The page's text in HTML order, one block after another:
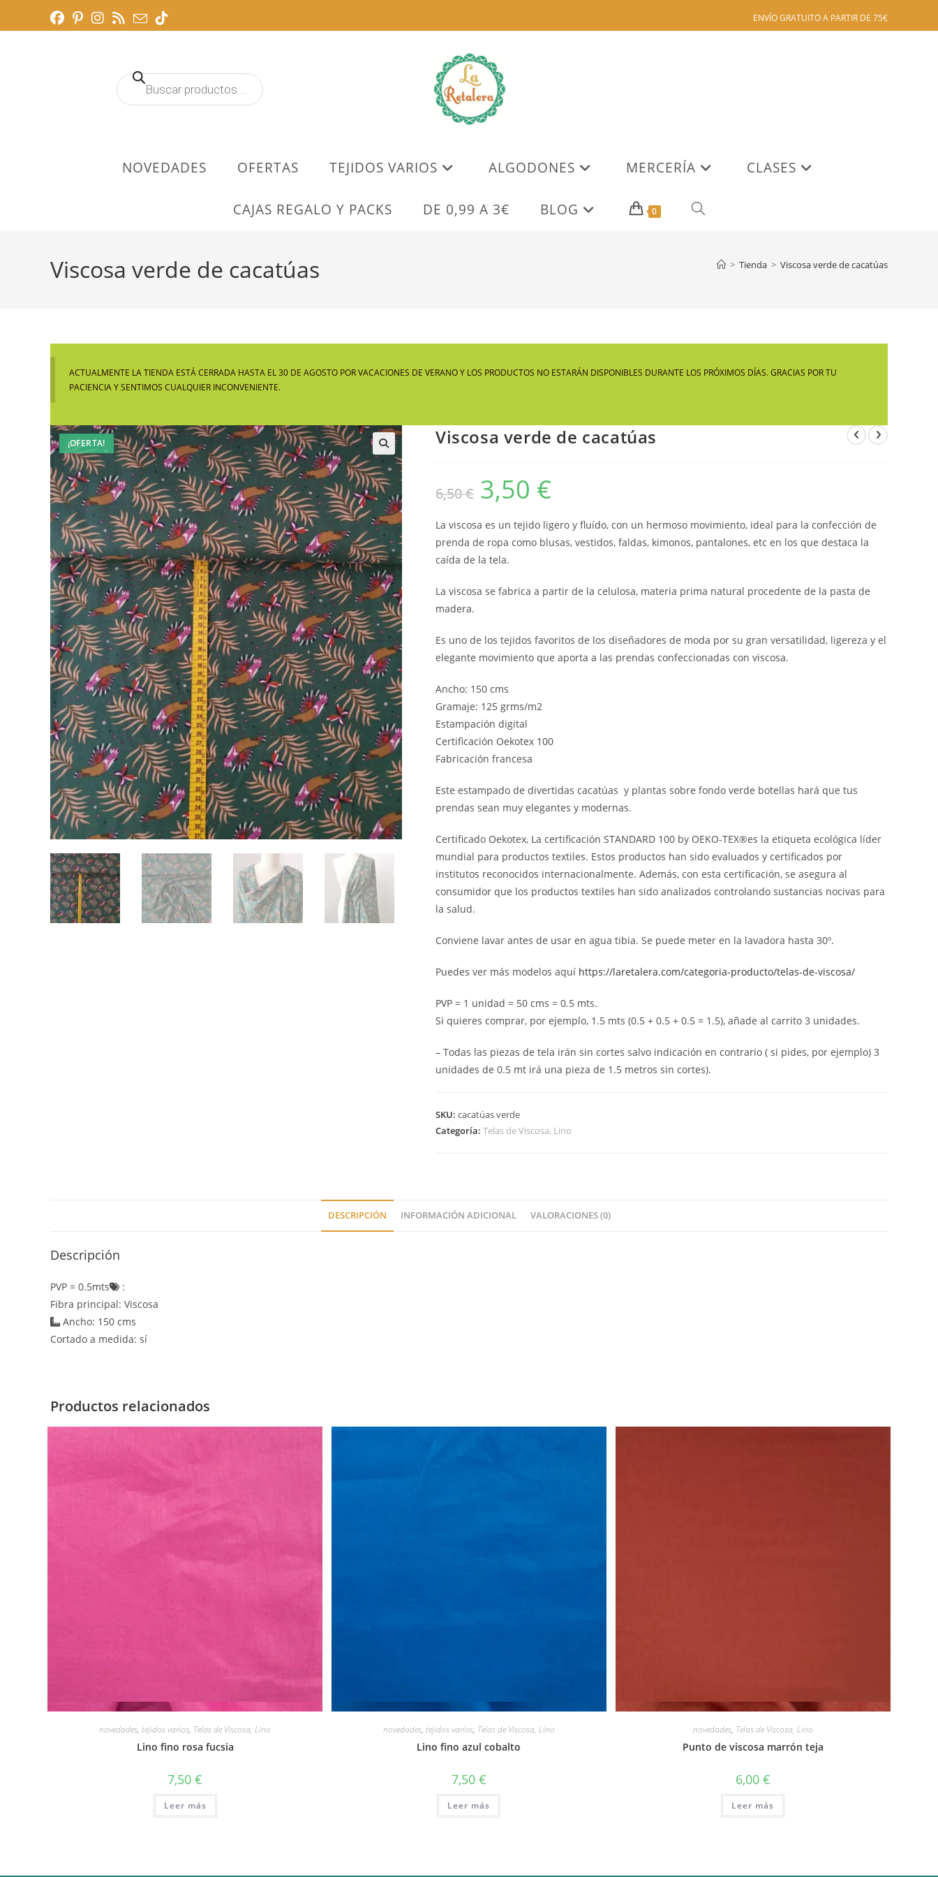
ENVÍO GRATUITO A PARTIR DE 75€
Búsqueda
de
NOVEDADES OFERTAS TEJIDOS VARIOS ALGODONES MERCERÍA CLASES
CAJAS REGALO Y PACKS DE 0,99 A 3€ BLOG 0 ALTERNAR
WEB
Viscosa verde de cacatúas > Tienda > Viscosa verde de cacatúas
ACTUALMENTE LA TIENDA ESTÁ CERRADA HASTA EL 30 DE AGOSTO POR VACACIONES DE VERANO Y LOS PRODUCTOS NO ESTARÁN DISPONIBLES DURANTE LOS PRÓXIMOS DÍAS. GRACIAS POR TU
PACIENCIA Y SENTIMOS CUALQUIER INCONVENIENTE.
¡OFERTA!
🔍
Viscosa verde de cacatúas
6,50€
El
precio
original
6,50 €.
3,50 €
3,50 €.
La viscosa es un tejido ligero y fluído, con un hermoso movimiento, ideal para la confección de
prenda de ropa como blusas, vestidos, faldas, kimonos, pantalones, etc en los que destaca la
caída de la tela.
La viscosa se fabrica a partir de la celulosa, materia prima natural procedente de la pasta de
madera.
Es uno de los tejidos favoritos de los diseñadores de moda por su gran versatilidad, ligereza y el
elegante movimiento que aporta a las prendas confeccionadas con viscosa.
Ancho: 150 cms
Gramaje: 125 grms/m2
Estampación digital
Certificación Oekotex 100
Fabricación francesa
Este estampado de divertidas cacatúas y plantas sobre fondo verde botellas hará que tus
prendas sean muy elegantes y modernas.
Certificado Oekotex, La certificación STANDARD 100 by OEKO-TEX®es la etiqueta ecológica líder
mundial para productos textiles. Estos productos han sido evaluados y certificados por
institutos reconocidos internacionalmente. Además, con esta certificación, se asegura al
consumidor que los productos textiles han sido analizados controlando sustancias nocivas para
la salud.
Conviene lavar antes de usar en agua tibia. Se puede meter en la lavadora hasta 30º.
Puedes ver más modelos aquí https://laretalera.com/categoria-producto/telas-de-viscosa/
PVP = 1 unidad = 50 cms = 0.5 mts.
Si quieres comprar, por ejemplo, 1.5 mts (0.5 + 0.5 + 0.5 = 1.5), añade al carrito 3 unidades.
– Todas las piezas de tela irán sin cortes salvo indicación en contrario ( si pides, por ejemplo) 3
unidades de 0.5 mt irá una pieza de 1.5 metros sin cortes).
SKU: cacatúas verde
Categoría: Telas de Viscosa, Lino
DESCRIPCIÓN INFORMACIÓN ADICIONAL VALORACIONES (0)
Descripción
PVP = 0.5mts
:
Fibra principal: Viscosa
Ancho: 150 cms
Cortado a medida: sí
Productos relacionados
Vista rápida
novedades, tejidos varios, Telas de Viscosa, Lino
Lino fino rosa fucsia
7,50€
Leer más
Vista rápida
novedades, tejidos varios, Telas de Viscosa, Lino
Lino fino azul cobalto
7,50 €
Leer más
Vista rápida
novedades, Telas de Viscosa, Lino
Punto de viscosa marrón teja
6,00 €
Leer más